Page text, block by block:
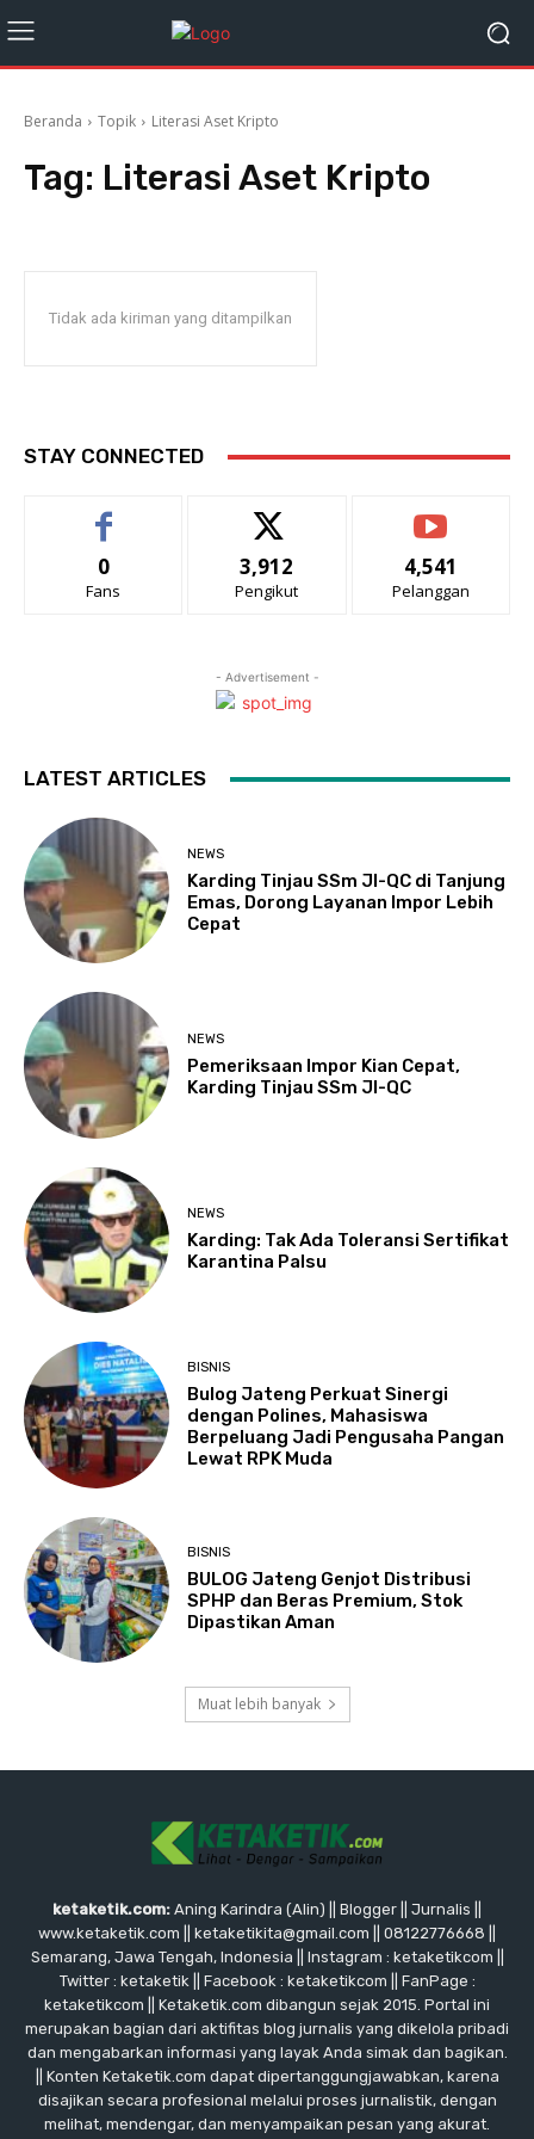
Beranda Topik Literasi Aset Kripto
Tag: Literasi Aset Kripto
Tidak ada kiriman yang ditampilkan
STAY CONNECTED
0
Fans
3,912
Pengikut
4,541
Pelanggan
- Advertisement -
LATEST ARTICLES
NEWS
Karding Tinjau SSm JI-QC di Tanjung
Emas, Dorong Layanan Impor Lebih
Cepat
NEWS
Pemeriksaan Impor Kian Cepat,
Karding Tinjau SSm JI-QC
NEWS
Karding: Tak Ada Toleransi Sertifikat
Karantina Palsu
BISNIS
Bulog Jateng Perkuat Sinergi
dengan Polines, Mahasiswa
Berpeluang Jadi Pengusaha Pangan
Lewat RPK Muda
BISNIS
BULOG Jateng Genjot Distribusi
SPHP dan Beras Premium, Stok
Dipastikan Aman
Muat lebih banyak
ketaketik.com: Aning Karindra (Alin) || Blogger || Jurnalis ||
www.ketaketik.com || ketaketikita@gmail.com || 08122776668 ||
Semarang, Jawa Tengah, Indonesia || Instagram : ketaketikcom ||
Twitter : ketaketik || Facebook : ketaketikcom || FanPage :
ketaketikcom || Ketaketik.com dibangun sejak 2015. Portal ini
merupakan bagian dari aktifitas blog jurnalis yang dikelola pribadi
dan mengabarkan informasi yang layak Anda simak dan bagikan.
|| Konten Ketaketik.com dapat dipertanggungjawabkan, karena
disajikan secara profesional melalui proses jurnalistik, dengan
melihat, mendengar, dan menyampaikan pesan yang akurat.